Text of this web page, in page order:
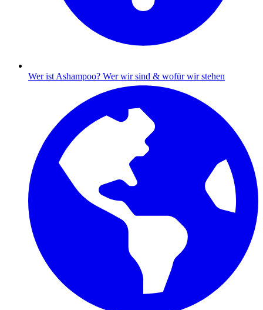
Wer ist Ashampoo? Wer wir sind & wofür wir stehen